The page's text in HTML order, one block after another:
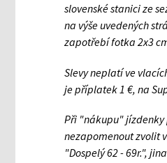
slovenské stanici ze
na výše uvedených
zapotřebí fotka 2x3
Slevy neplatí ve
je příplatek 1 €, na
Při "nákupu" jízdenky
nezapomenout zvolit
"Dospelý 62 - 69r.",